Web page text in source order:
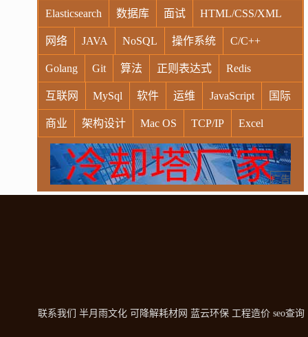
Elasticsearch 数据库 面试 HTML/CSS/XML
网络 JAVA NoSQL 操作系统 C/C++
Golang Git 算法 正则表达式 Redis
互联网 MySql 软件 运维 JavaScript 国际
商业 架构设计 Mac OS TCP/IP Excel
Windows Oracle Socket VR Vim
MongoDB 运营 Python MemCache 硬件广告
联系我们 半月雨文化 可降解耗材网 蓝云环保 工程造价 seo查询